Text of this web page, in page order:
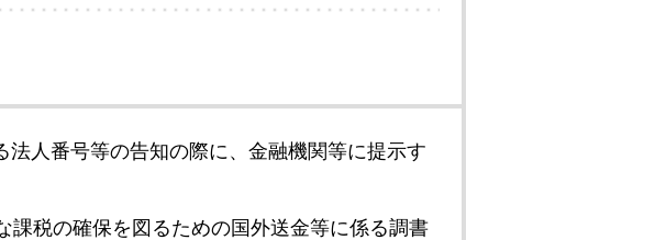
人番号等の告知の際に、金融機関等に提示す
課税の確保を図るための国外送金等に係る調書